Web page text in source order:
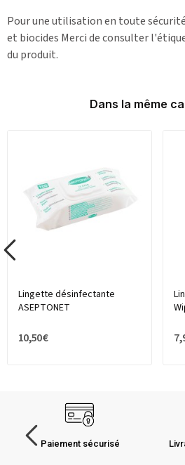
Pour une utilisation en toute
et biocides Merci de consulter
du produit.
Dans la même
Lingette désinfectante
ASEPTONET
10,50 €
Paiement sécurisé